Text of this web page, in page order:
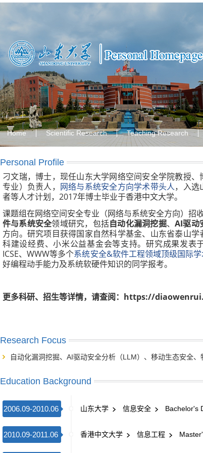
Home Scientific Research Teaching Research
Personal Profile
刁文瑞，博士，现任山东大学网络空间安全学院教授
专业）负责人， 网络与系统安全方向学术带头人，入选
者等人才计划，2017年博士毕业于香港中文大学。
课题组在网络空间安全专业（网络与系统安全方向）招
件与系统安全领域研究，包括自动化漏洞挖掘、AI驱动
方向。研究项目获得国家自然科学基金、山东省泰山
科建设经费、小米公益基金会等支持。研究成果发表于
ICSE、WWW等多个系统安全&软件工程领域顶级国际
好编程动手能力及系统软硬件知识的同学报考。
更多科研、招生等详情，请查阅： https://
Research Focus
自动化漏洞挖掘、AI驱动安全分析（LLM）、移动生态安全、
Education Background
2006.09-2010.06 山东大学 信息安全 Bachelor's
2010.09-2011.06 香港中文大学 信息工程